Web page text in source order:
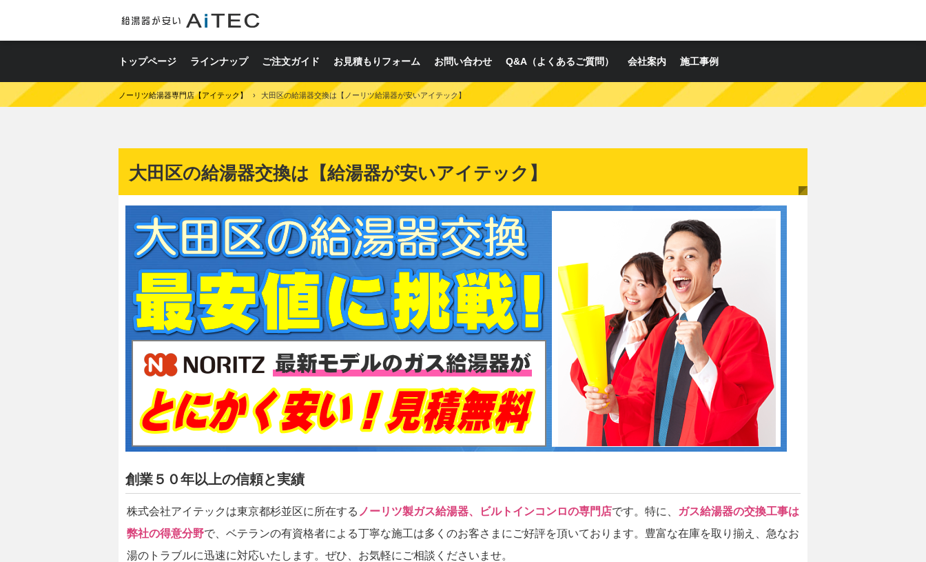
トップページ ラインナップ ご注文ガイド お見積もりフォーム お問い合わせ Q&A（よくあるご質問） 会社案内 施工事例
ノーリツ給湯器専門店【アイテック】 › 大田区の給湯器交換は【ノーリツ給湯器が安いアイテック】
大田区の給湯器交換は【給湯器が安いアイテック】
創業５０年以上の信頼と実績
株式会社アイテックは東京都杉並区に所在する ノーリツ製ガス給湯器、ビルトインコンロの専門店です。特に、
ガス給湯器の交換工事は
弊社の得意分野で、ベテランの有資格者による丁寧な施工は多くのお客さまにご好評を頂いております。豊富な在庫を取り揃え、急なお
湯のトラブルに迅速に対応いたします。ぜひ、お気軽にご相談くださいませ。